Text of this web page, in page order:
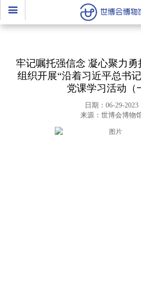
牢记嘱托强信念 凝心聚力
组织开展“沿着习近平总书
党课学习活动（
日期：06-29-2023
来源：世博会博物